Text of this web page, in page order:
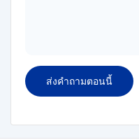
ส่งคำถามตอนนี้